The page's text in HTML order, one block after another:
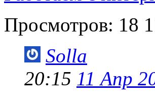
Просмотров: 18
Solla
20:15 11 Апр